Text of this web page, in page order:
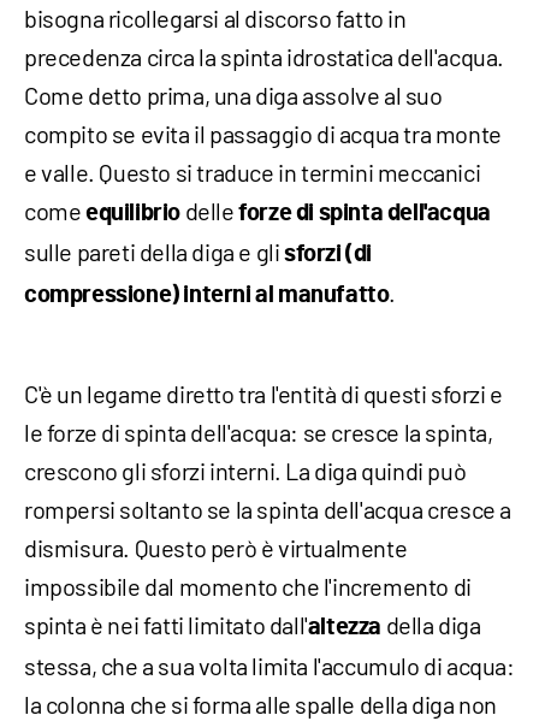
bisogna ricollegarsi al discorso fatto in
precedenza circa la spinta idrostatica dell'acqua.
Come detto prima, una diga assolve al suo
compito se evita il passaggio di acqua tra monte
e valle. Questo si traduce in termini meccanici
come equilibrio delleforze di spinta dell'acqua
sulle pareti della diga e gli sforzi (di
compressione) interni al manufatto.
C'è un legame diretto tra l'entità di questi sforzi e
le forze di spinta dell'acqua: se cresce la spinta,
crescono gli sforzi interni. La diga quindi può
rompersi soltanto se la spinta dell'acqua cresce a
dismisura. Questo però è virtualmente
impossibile dal momento che l'incremento di
spinta è nei fatti limitato dall'altezza della diga
stessa, che a sua volta limita l'accumulo di acqua:
la colonna che si forma alle spalle della diga non